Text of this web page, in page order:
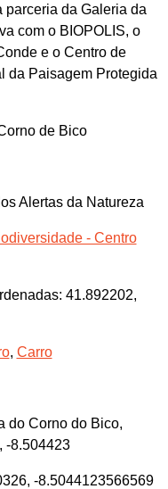
parceria da Galeria da
com o BIOPOLIS, o
e o Centro de
da Paisagem Protegida
de Bico
Alertas da Natureza
- Centro
41.892202,
, Carro
do Corno do Bico,
-8.504423
-8.5044123566569